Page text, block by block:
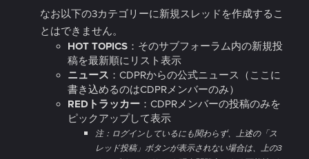
なお以下の3カテゴリーに新規スレッドを作成するこ
とはできません。
HOT TOPICS ：そのサブフォーラム内の新規投
稿を最新順にリスト表示
ニュース ：CDPRからの公式ニュース（ここに
書き込めるのはCDPRメンバーのみ）
REDトラッカー ：CDPRメンバーの投稿のみを
ピックアップして表示
注：ログインしているにも関わらず、上述の「ス
レッド投稿」ボタンが表示されない場合は、上の3